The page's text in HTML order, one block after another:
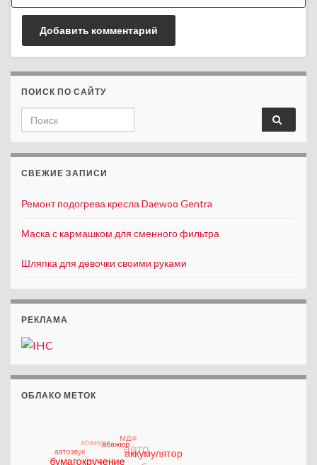
ПОИСК ПО САЙТУ
Search for:
СВЕЖИЕ ЗАПИСИ
Ремонт подогрева кресла Daewoo Gentra
Маска с кармашком для сменного фильтра
Шляпка для девочки своими руками
РЕКЛАМА
ОБЛАКО МЕТОК